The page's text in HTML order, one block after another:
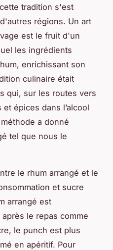
tradition s'est
régions. Un art
est le fruit d'un
les ingrédients
enrichissant son
culinaire était
qui, sur les routes vers
épices dans l’alcool
a donné
tel que nous le
le rhum arrangé et le
et sucre
arrangé est
le repas comme
le punch est plus
en apéritif. Pour